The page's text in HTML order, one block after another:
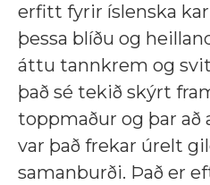
erfitt fyrir íslenska
þessa blíðu og
áttu tannkrem og
það sé tekið skýrt
toppmaður og þar
var það frekar úrelt
samanburði. Það er